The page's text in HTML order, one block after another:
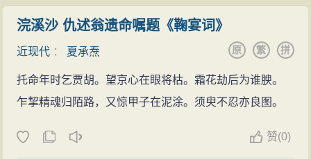
《龙川词校笺》、《词学论札》等都是承先启后、卓有
建树的经典之作。在词韵、词乐、词谱研究方面，夏先
生致力尤勤，有关唐宋词声律的著述造诣精深，多有发
明。在词集整理方面，夏先生对白石、龙川、梦窗、放
翁词集及《词源》的笺校，功力深厚，成绩卓异；尤其
富，无人能出其右，学术界推为“白石声学研究的小百科
20岁以后，北到冀晋，西入长安，视野扩大，阅历
力放在撰写《唐宋词人年谱》、《唐宋词论丛》和《姜
白石词编年笺校》等词学专著上，但并未放弃吟咏。30
岁后专攻词学，弘博精深，对我国词学的发展起了重大
浣溪沙 仇述翁遗命嘱题《鞠宴词》
近现代 ： 夏承焘 拼
繁
原
托命年时乞贾胡。望京心在眼将枯。霜花劫后为谁腴。
乍挈精魂归陌路，又惊甲子在泥涂。须臾不忍亦良图。
赞(0)